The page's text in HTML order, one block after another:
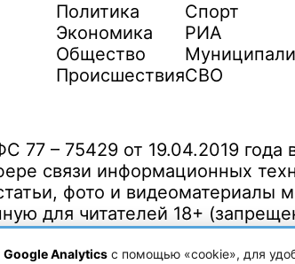
Политика
Экономика
Общество
Происшествия
Спорт
РИА
СВО
– 75429 от 19.04.2019 года
связи информационных
фото и видеоматериалы
для читателей 18+
Google Analytics с помощью «cookie», для